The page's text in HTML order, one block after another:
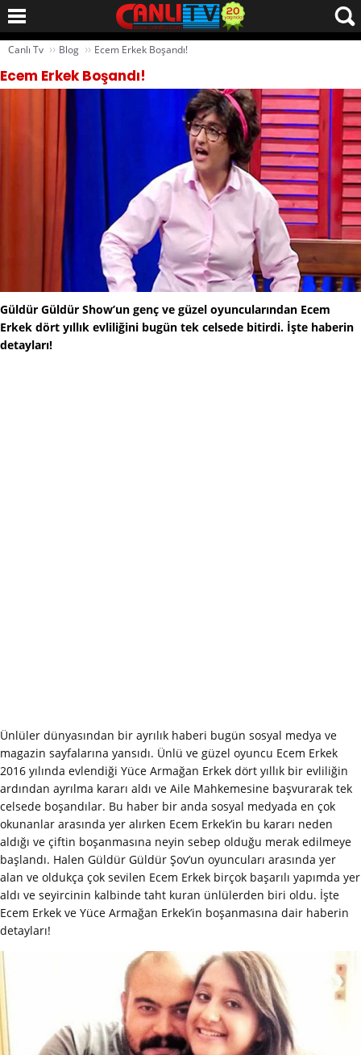
Canlı Tv ›› Blog ›› Ecem Erkek Boşandı!
Ecem Erkek Boşandı!
Güldür Güldür Show’un genç ve güzel oyuncularından Ecem
Erkek dört yıllık evliliğini bugün tek celsede bitirdi. İşte haberin
detayları!
Ünlüler dünyasından bir ayrılık haberi bugün sosyal medya ve
magazin sayfalarına yansıdı. Ünlü ve güzel oyuncu Ecem Erkek
2016 yılında evlendiği Yüce Armağan Erkek dört yıllık bir evliliğin
ardından ayrılma kararı aldı ve Aile Mahkemesine başvurarak tek
celsede boşandılar. Bu haber bir anda sosyal medyada en çok
okunanlar arasında yer alırken Ecem Erkek’in bu kararı neden
aldığı ve çiftin boşanmasına neyin sebep olduğu merak edilmeye
başlandı. Halen Güldür Güldür Şov’un oyuncuları arasında yer
alan ve oldukça çok sevilen Ecem Erkek birçok başarılı yapımda yer
aldı ve seyircinin kalbinde taht kuran ünlülerden biri oldu. İşte
Ecem Erkek ve Yüce Armağan Erkek’in boşanmasına dair haberin
detayları!